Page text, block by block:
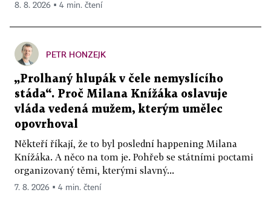
8. 8. 2026 ▪ 4 min. čtení
PETR HONZEJK
„Prolhaný hlupák v čele nemyslícího
stáda“. Proč Milana Knížáka oslavuje
vláda vedená mužem, kterým umělec
opovrhoval
Někteří říkají, že to byl poslední happening Milana
Knížáka. A něco na tom je. Pohřeb se státními poctami
organizovaný těmi, kterými slavný...
7. 8. 2026 ▪ 4 min. čtení